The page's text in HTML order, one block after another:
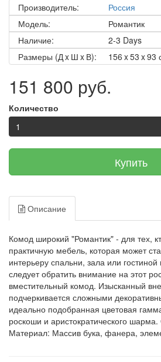
Производитель:
Россия
Модель:
Романтик
Наличие:
2-3 Days
Размеры (Д x Ш x В):
156 x 53 x 93
151 800 руб.
Количество
Купить
Описание
Комод широкий "Романтик" - для тех,
практичную мебель, которая может
интерьеру спальни, зала или
следует обратить внимание на этот
вместительный комод. Изысканный
подчеркивается сложными
идеально подобранная цветовая
роскоши и аристократического
Материал: Массив бука, фанера,